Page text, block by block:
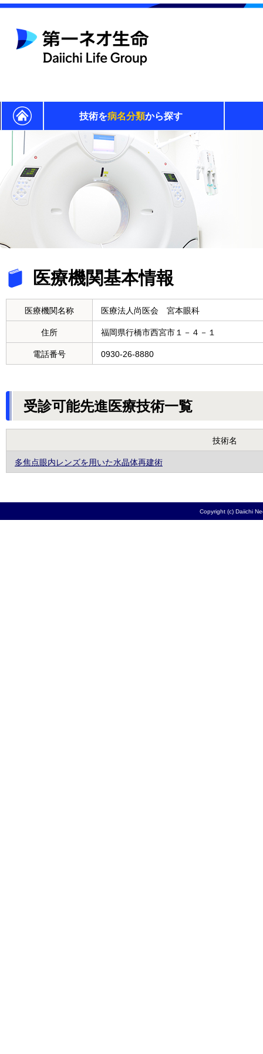
技術を病名分類から探す
医療機関基本情報
医療機関名称 医療法人尚医会 宮本眼科
住所 福岡県行橋市西宮市１－４－１
電話番号 0930-26-8880
受診可能先進医療技術一覧
技術名
多焦点眼内レンズを用いた水晶体再建術
Copyright (c) Daiichi